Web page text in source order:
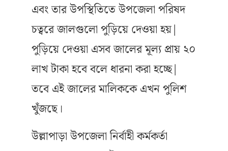
এবং তার উপস্থিতিতে উপজেলা পরিষদ
চত্বরে জালগুলো পুড়িয়ে দেওয়া হয়|
পুড়িয়ে দেওয়া এসব জালের মূল্য প্রায় ২০
লাখ টাকা হবে বলে ধারনা করা হচ্ছে|
তবে এই জালের মালিককে এখন পুলিশ
খুঁজছে।
উল্লাপাড়া উপজেলা নির্বাহী কর্মকর্তা